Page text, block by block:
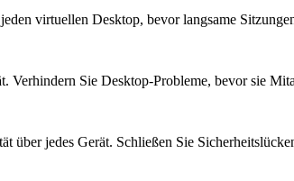
virtuellen Desktop, bevor langsame
Verhindern Sie Desktop-Probleme, bevor sie
über jedes Gerät. Schließen Sie